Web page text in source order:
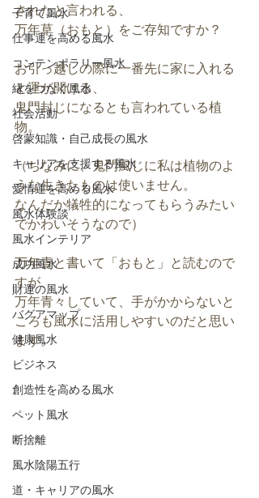
子育て風水
仕事運を高める風水
コンテンポラリー風水
縁をつなぐ風水
社会活動
啓蒙知識・自己成長の風水
キャリアを支援する風水
愛情運を高める風水
風水体験談
風水インテリア
成功風水
財運の風水
バグアマップ
健康風水
ビジネス
創造性を高める風水
ペット風水
断捨離
風水陰陽五行
道・キャリアの風水
されたと言われる、
万年草（おもと）をご存知ですか？
お引っ越しの際に一番先に家に入れる
と運が開ける、
鬼門封じになるとも言われている植
物。
（ちなみに、鬼門風じに私は植物のよ
うな生きたものは使いません。
なんだか犠牲的になってもらうみたい
でかわいそうなので）
万年青と書いて「おもと」と読むので
すが、
万年青々していて、手がかからないと
ころも風水に活用しやすいのだと思い
ます。